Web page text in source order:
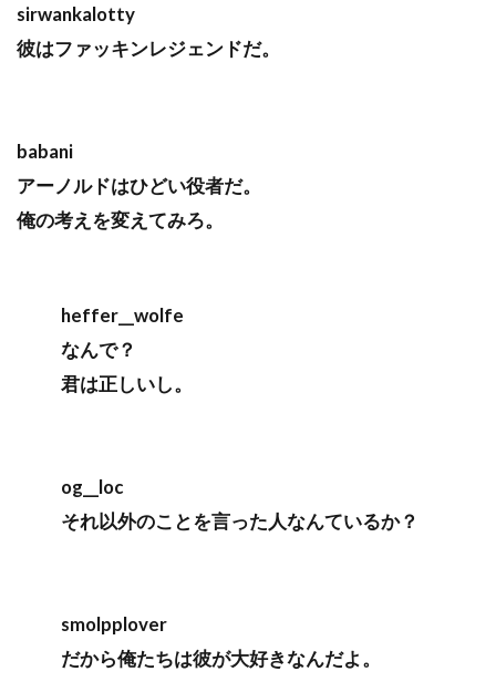
sirwankalotty
彼はファッキンレジェンドだ。
babani
アーノルドはひどい役者だ。
俺の考えを変えてみろ。
heffer__wolfe
なんで？
君は正しいし。
og__loc
それ以外のことを言った人なんているか？
smolpplover
だから俺たちは彼が大好きなんだよ。